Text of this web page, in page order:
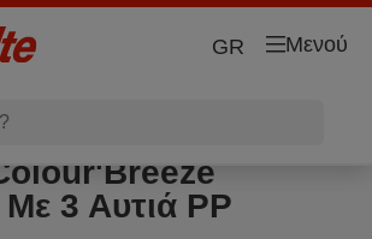
Μενού
GR
3 Αυτιά PP